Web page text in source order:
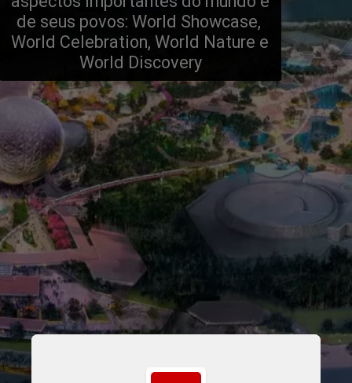
de seus povos: World Showcase,
World Celebration, World Nature e
World Discovery